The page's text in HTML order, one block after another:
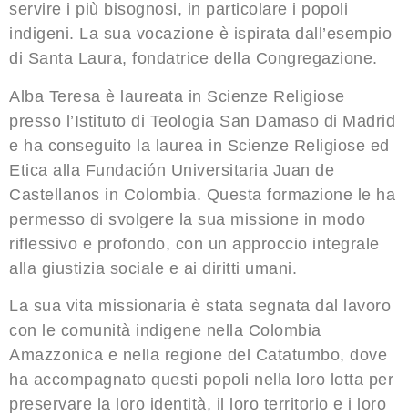
servire i più bisognosi, in particolare i popoli
indigeni. La sua vocazione è ispirata dall’esempio
di Santa Laura, fondatrice della Congregazione.
Alba Teresa è laureata in Scienze Religiose
presso l’Istituto di Teologia San Damaso di Madrid
e ha conseguito la laurea in Scienze Religiose ed
Etica alla Fundación Universitaria Juan de
Castellanos in Colombia. Questa formazione le ha
permesso di svolgere la sua missione in modo
riflessivo e profondo, con un approccio integrale
alla giustizia sociale e ai diritti umani.
La sua vita missionaria è stata segnata dal lavoro
con le comunità indigene nella Colombia
Amazzonica e nella regione del Catatumbo, dove
ha accompagnato questi popoli nella loro lotta per
preservare la loro identità, il loro territorio e i loro